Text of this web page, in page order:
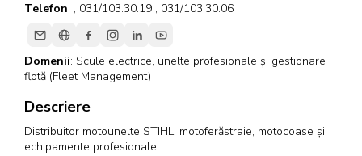
Telefon: , 031/103.30.19 , 031/103.30.06
Domenii: Scule electrice, unelte profesionale și gestionare
flotă (Fleet Management)
Descriere
Distribuitor motounelte STIHL: motoferăstraie, motocoase și
echipamente profesionale.